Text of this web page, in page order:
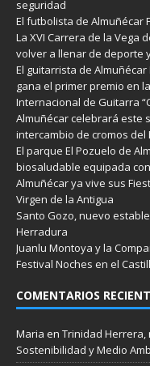
seguridad
El futbolista de Almuñécar
La XVI Carrera de la Vega
volver a llenar de deporte
El guitarrista de
gana el primer premio en
Internacional de Guitarra
Almuñécar celebrará este
intercambio de cromos del
El parque El Pozuelo de
biosaludable equipada
Almuñécar ya vive sus
Virgen de la Antigua
Santo Gozo, nuevo
Herradura
Juanlu Montoya y la
Festival Noches en el
COMENTARIOS
Maria en Trinidad
Sostenibilidad y Medio